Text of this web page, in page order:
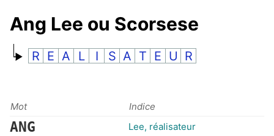
Ang Lee ou Scorsese
R E A L I S A T E U R
Mot Indice
ANG Lee, réalisateur